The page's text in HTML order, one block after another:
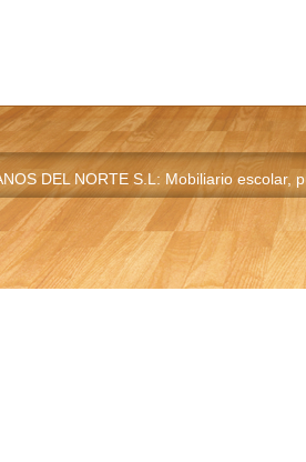
DEL NORTE S.L: Mobiliario escolar,